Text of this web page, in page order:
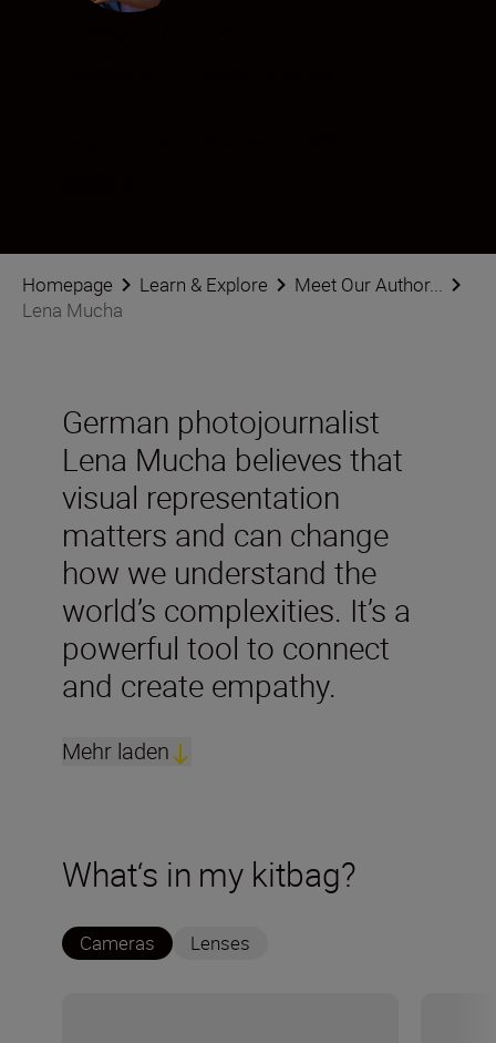
Homepage Learn & Explore
Meet Our Author...
Lena Mucha
German photojournalist
Lena Mucha believes that
visual representation
matters and can change
how we understand the
world’s complexities. It’s a
powerful tool to connect
and create empathy.
Mehr laden
What‘s in my kitbag?
Cameras Lenses